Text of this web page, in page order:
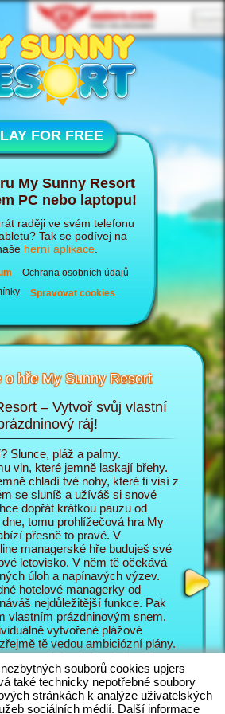
FOR FREE
My Sunny Resort
PC nebo laptopu!
raději ve svém telefonu
Tak se podívej na
herní aplikace
Ochrana osobních údajů
Spravovat cookies
o hře My Sunny Resort
– Vytvoř svůj vlastní
ráj!
Slunce, pláž a palmy.
vln, které jemně laskají břehy.
chladí tvé nohy, které ti visí z
se sluníš a užíváš si snové
dopřát krátkou pauzu od
tomu prohlížečová hra My
přesně to pravé. V
managerské hře buduješ své
letovisko. V něm tě očekává
úloh a napínavých výzev.
hotelové managerky od
nejdůležitější funkce. Pak
vlastním prázdninovým snem.
vytvořené plážové
tě vedou ambiciózní plány.
dobrodružství je co
tvé hosty a vybudovat ze svého
5 hvězdičkové zařízení. K
k dispozici nesčetné
Čím dál se v této plážové hře
V
do role
hosty
Sunny
jsou
také s
vyplácí
pozadí
úlohy,
Skvělé
Jak své
souborů cookies upjers
také technicky nepotřebné soubory
stránkách k analýze uživatelských
sociálních médií. Další informace